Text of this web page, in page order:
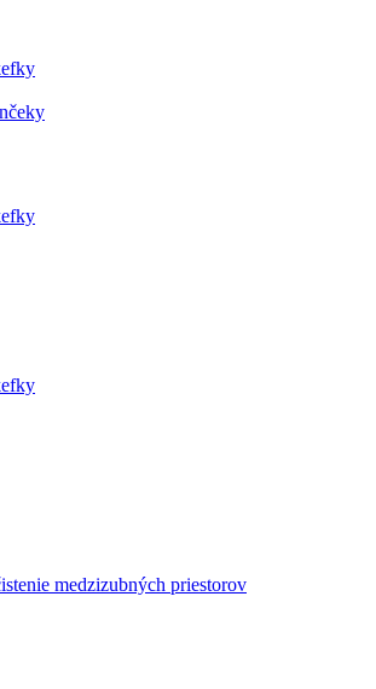
medzizubných priestorov